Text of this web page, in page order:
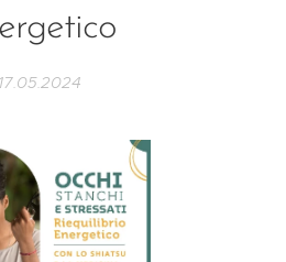
17.05.2024